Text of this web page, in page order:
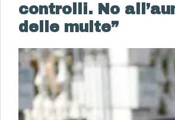
controlli. No
delle multe”